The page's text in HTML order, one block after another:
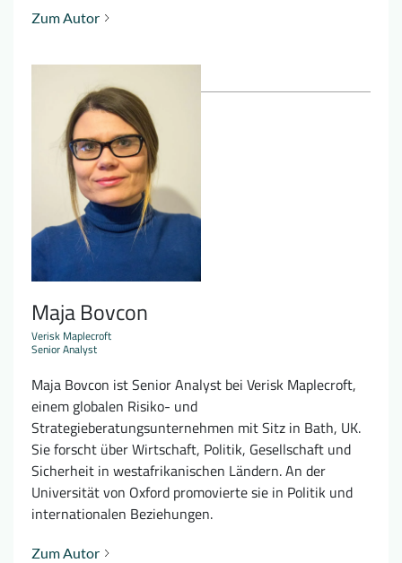
Zum Autor
Maja Bovcon
Verisk Maplecroft
Senior Analyst
Maja Bovcon ist Senior Analyst bei Verisk Maplecroft,
einem globalen Risiko- und
Strategieberatungsunternehmen mit Sitz in Bath, UK.
Sie forscht über Wirtschaft, Politik, Gesellschaft und
Sicherheit in westafrikanischen Ländern. An der
Universität von Oxford promovierte sie in Politik und
internationalen Beziehungen.
Zum Autor